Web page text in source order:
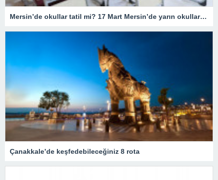
Mersin’de okullar tatil mi? 17 Mart Mersin’de yarın okullar tatil mi olacak? 17 Mart Cuma günü okullar hangi illerde tatil?
Çanakkale’de keşfedebileceğiniz 8 rota